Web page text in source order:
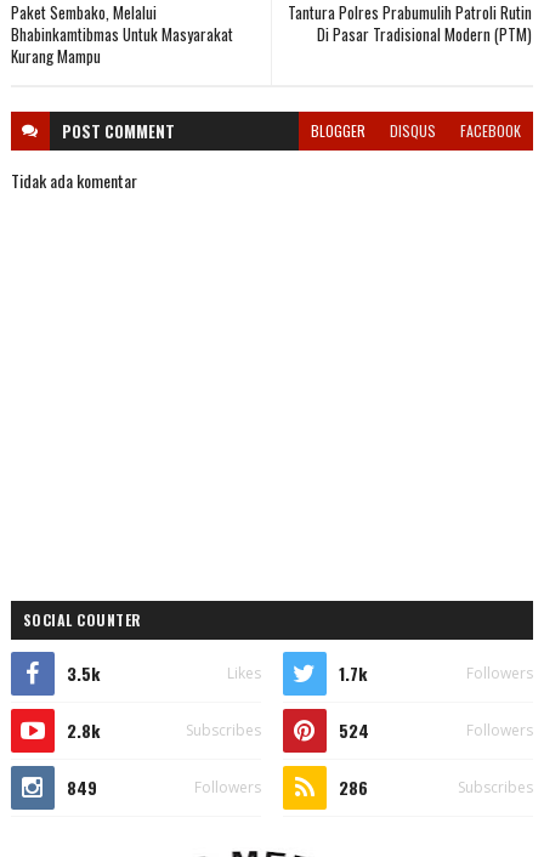
Tantura Polres Prabumulih Patroli Rutin
Di Pasar Tradisional Modern (PTM)
Paket Sembako, Melalui
Bhabinkamtibmas Untuk Masyarakat
Kurang Mampu
POST COMMENT BLOGGER DISQUS FACEBOOK
Tidak ada komentar
SOCIAL COUNTER
3.5k Likes 1.7k Followers
2.8k Subscribes 524 Followers
849 Followers 286 Subscribes